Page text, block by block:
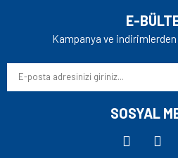
Ürün resmi kalitesiz, bozuk
Ürün açıklamasında eksik
Ürün fiyatı diğer sitelerden
E-
Kampanya ve
SOSYAL